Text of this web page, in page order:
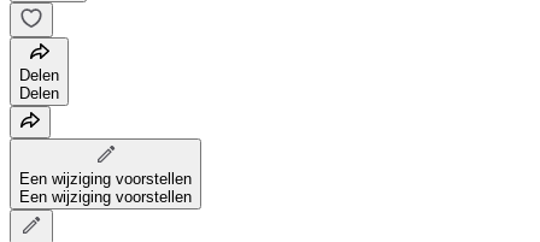
Delen
Delen
Een wijziging voorstellen
Een wijziging voorstellen